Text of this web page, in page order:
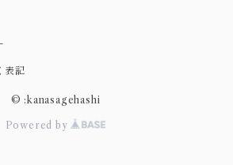
表記
© :kanasagehashi
Powered by